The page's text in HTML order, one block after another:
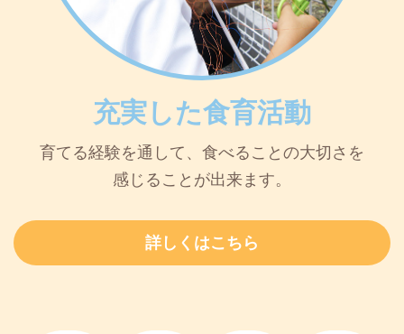
充実した食育活動
育てる経験を通して、食べることの大切さを
感じることが出来ます。
詳しくはこちら